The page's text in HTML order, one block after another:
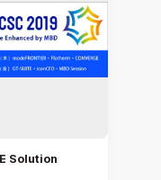
Solution